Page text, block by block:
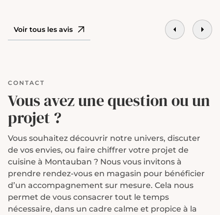
montrer
nous a
surtout,
Voir tous les avis
CONTACT
Vous avez une question ou un
projet ?
Vous souhaitez découvrir notre univers, discuter
de vos envies, ou faire chiffrer votre projet de
cuisine à Montauban ? Nous vous invitons à
prendre rendez-vous en magasin pour bénéficier
d’un accompagnement sur mesure. Cela nous
permet de vous consacrer tout le temps
nécessaire, dans un cadre calme et propice à la